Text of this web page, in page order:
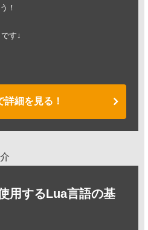
！
す↓
詳細を見る！
用するLua言語の基